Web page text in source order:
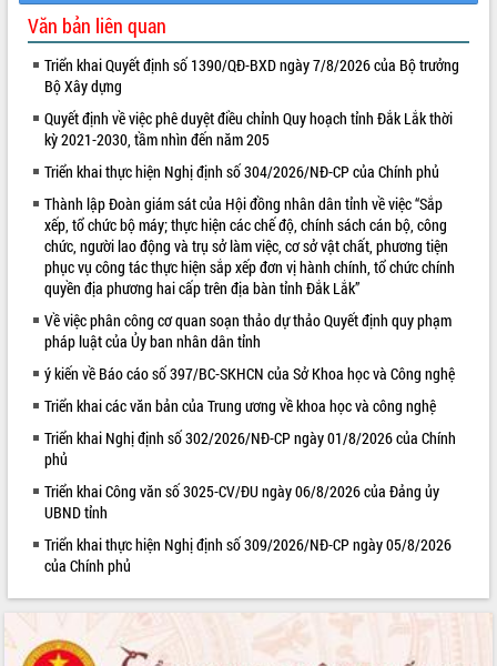
VIDEO
2026
Khám bệnh, cấp phát thuốc miễn phí
và tặng quà người dân xã Cư Pui
Hội nghị UBND tỉnh Đắk Lắk thường kỳ
tháng 7/2026
Lễ truy tặng danh hiệu “Bà Mẹ Việt
Lao động
UBND tỉnh Đắk Lắk triển khai nhiệm
Văn bản liên quan
Triển khai Quyết định số 1390/QĐ-BXD ngày 7/8/2026 của Bộ trưởng
Bộ Xây dựng
Quyết định về việc phê duyệt điều chỉnh Quy hoạch tỉnh Đắk Lắk thời
kỳ 2021-2030, tầm nhìn đến năm 205
Triển khai thực hiện Nghị định số 304/2026/NĐ-CP của Chính phủ
Thành lập Đoàn giám sát của Hội đồng nhân dân tỉnh về việc “Sắp
xếp, tổ chức bộ máy; thực hiện các chế độ, chính sách cán bộ, công
chức, người lao động và trụ sở làm việc, cơ sở vật chất, phương tiện
phục vụ công tác thực hiện sắp xếp đơn vị hành chính, tổ chức chính
quyền địa phương hai cấp trên địa bàn tỉnh Đắk Lắk”
Về việc phân công cơ quan soạn thảo dự thảo Quyết định quy phạm
pháp luật của Ủy ban nhân dân tỉnh
ý kiến về Báo cáo số 397/BC-SKHCN của Sở Khoa học và Công nghệ
Triển khai các văn bản của Trung ương về khoa học và công nghệ
Triển khai Nghị định số 302/2026/NĐ-CP ngày 01/8/2026 của Chính
phủ
Triển khai Công văn số 3025-CV/ĐU ngày 06/8/2026 của Đảng ủy
UBND tỉnh
Triển khai thực hiện Nghị định số 309/2026/NĐ-CP ngày 05/8/2026
của Chính phủ